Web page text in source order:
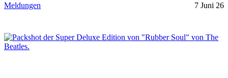
Meldungen 7 Juni 26